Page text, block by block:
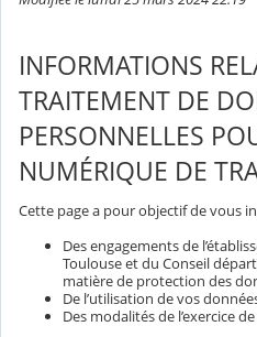
INFORMATIONS
TRAITEMENT DE
PERSONNELLES
NUMÉRIQUE DE
Cette page a pour objectif de vous
Des engagements de
Toulouse et du Conseil
matière de protection des
De l’utilisation de vos
Des modalités de l’exercice